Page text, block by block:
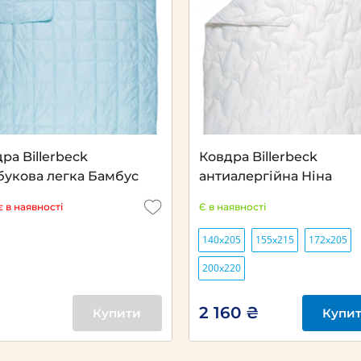
Billerbeck
легка Бамбус
наявності
Купити
Ковдра Billerbeck
антиалергійна Ніна
Є в наявності
140х205 155х215 172х205
200х220
2 160 ₴
Next